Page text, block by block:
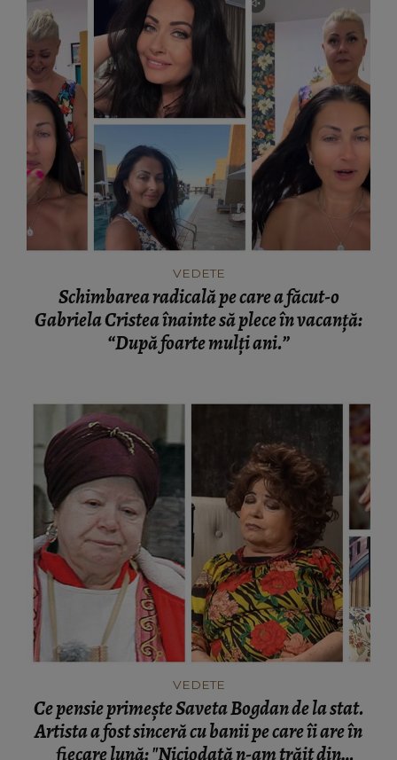
VEDETE
Schimbarea radicală pe care a făcut-o
Gabriela Cristea înainte să plece în vacanță:
“După foarte mulți ani.”
VEDETE
Ce pensie primește Saveta Bogdan de la stat.
Artista a fost sinceră cu banii pe care îi are în